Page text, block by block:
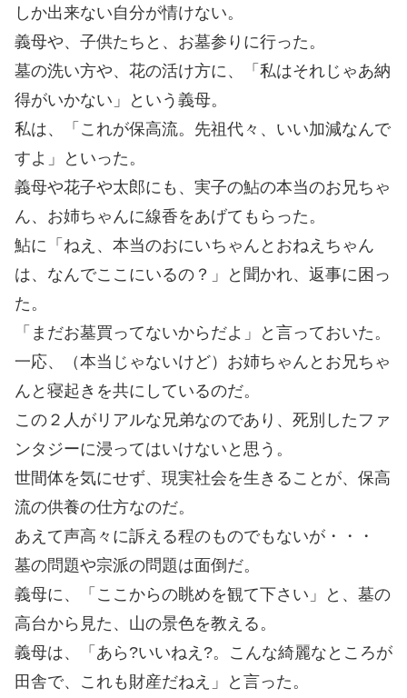
しか出来ない自分が情けない。
義母や、子供たちと、お墓参りに行った。
墓の洗い方や、花の活け方に、「私はそれじゃあ納
得がいかない」という義母。
私は、「これが保高流。先祖代々、いい加減なんで
すよ」といった。
義母や花子や太郎にも、実子の鮎の本当のお兄ちゃ
ん、お姉ちゃんに線香をあげてもらった。
鮎に「ねえ、本当のおにいちゃんとおねえちゃん
は、なんでここにいるの？」と聞かれ、返事に困っ
た。
「まだお墓買ってないからだよ」と言っておいた。
一応、（本当じゃないけど）お姉ちゃんとお兄ちゃ
んと寝起きを共にしているのだ。
この２人がリアルな兄弟なのであり、死別したファ
ンタジーに浸ってはいけないと思う。
世間体を気にせず、現実社会を生きることが、保高
流の供養の仕方なのだ。
あえて声高々に訴える程のものでもないが・・・
墓の問題や宗派の問題は面倒だ。
義母に、「ここからの眺めを観て下さい」と、墓の
高台から見た、山の景色を教える。
義母は、「あら?いいねえ?。こんな綺麗なところが
田舎で、これも財産だねえ」と言った。